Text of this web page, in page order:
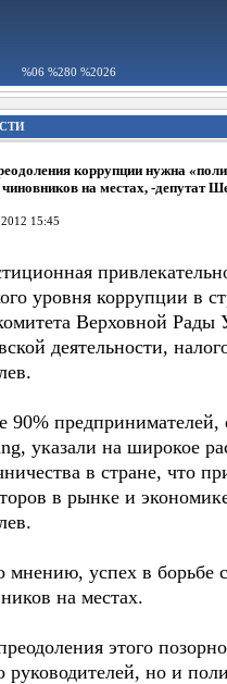
%06 %280 %2026
коррупции нужна
на местах, -депутат
15:45
уровня коррупции в
Верховной
деятельности,
90%
указали на широкое
в стране, что
в рынке и
мнению, успех в борьбе
на местах.
этого
руководителей, но и